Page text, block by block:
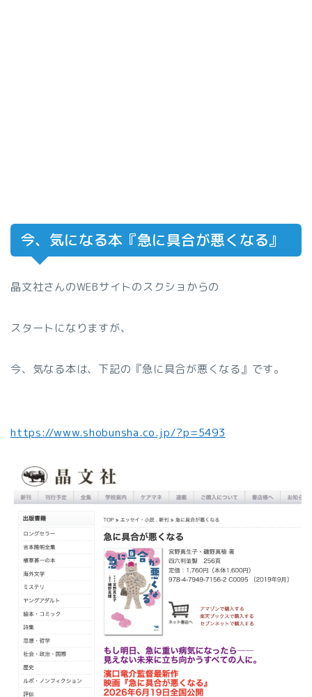
今、気になる本『急に具合が悪くなる』
晶文社さんのWEBサイトのスクショからの
スタートになりますが、
今、気なる本は、下記の『急に具合が悪くなる』です。
https://www.shobunsha.co.jp/?p=5493